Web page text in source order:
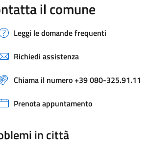
il comune
Leggi le domande frequenti
Richiedi assistenza
Chiama il numero +39 080-325.91.11
Prenota appuntamento
in città